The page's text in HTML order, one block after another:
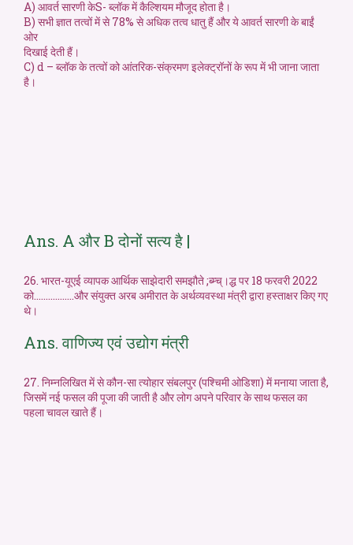
A) आवर्त सारणी केS- ब्लॉक में कैल्शियम मौजूद होता है।
B) सभी ज्ञात तत्वों में से 78% से अधिक तत्व धातु हैं और ये आवर्त सारणी के बाईं
ओर
दिखाई देती हैं।
C) d – ब्लॉक के तत्वों को आंतरिक-संक्रमण इलेक्ट्रॉनों के रूप में भी जाना जाता
है।
Ans. A और B दोनों सत्य है |
26. भारत-यूएई व्यापक आर्थिक साझेदारी समझौते ;ब्म्च्।द्ध पर 18 फरवरी 2022
को……………..और संयुक्त अरब अमीरात के अर्थव्यवस्था मंत्री द्वारा हस्ताक्षर किए गए
थे।
Ans. वाणिज्य एवं उद्योग मंत्री
27. निम्नलिखित में से कौन-सा त्योहार संबलपुर (पश्चिमी ओडिशा) में मनाया जाता है,
जिसमें नई फसल की पूजा की जाती है और लोग अपने परिवार के साथ फसल का
पहला चावल खाते हैं।